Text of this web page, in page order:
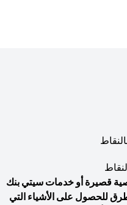
قصيرة أو خدمات سيتي بنك
للحصول على الأشياء التي